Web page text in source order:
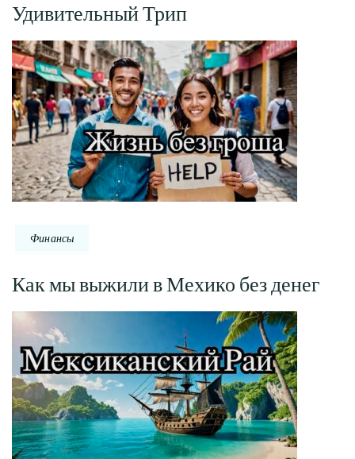
Удивительный Трип
Финансы
Как мы выжили в Мехико без денег